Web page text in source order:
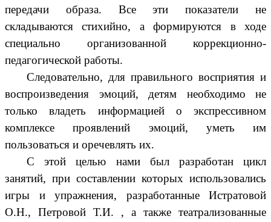
передачи образа. Все эти показатели не
складываются стихийно, а формируются в ходе
специально организованной коррекционно-
педагогической работы.
Следовательно, для правильного восприятия и
воспроизведения эмоций, детям необходимо не
только владеть информацией о экспрессивном
комплексе проявлений эмоций, уметь им
пользоваться и оречевлять их.
С этой целью нами был разработан цикл
занятий, при составлении которых использовались
игры и упражнения, разработанные Истратовой
О.Н., Петровой Т.И. , а также театрализованные